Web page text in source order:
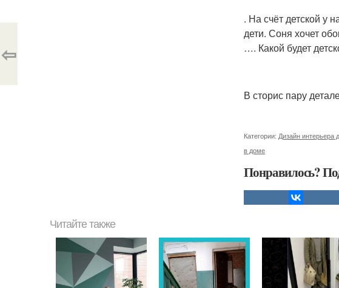
. На счёт детской у
дети. Соня хочет
…. Какой будет
В сторис пару
Категории: Дизайн интерьера
в доме
Понравилось?
⇦
Читайте также